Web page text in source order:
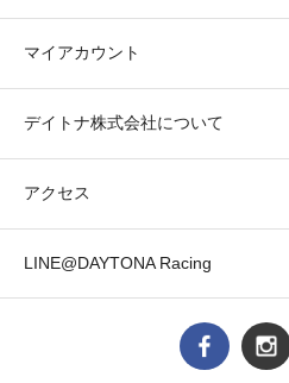
マイアカウント
デイトナ株式会社について
アクセス
LINE@DAYTONA Racing